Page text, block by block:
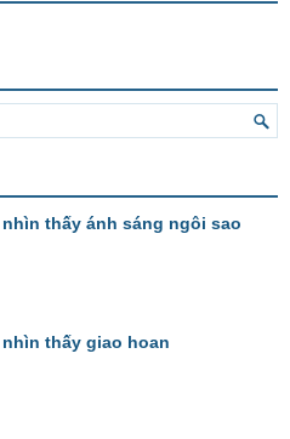
thấy ánh sáng ngôi sao
thấy giao hoan